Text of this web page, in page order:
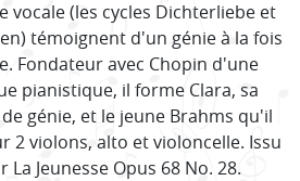
vocale (les cycles Dichterliebe et
témoignent d'un génie à la fois
Fondateur avec Chopin d'une
pianistique, il forme Clara, sa
génie, et le jeune Brahms qu'il
2 violons, alto et violoncelle. Issu
La Jeunesse Opus 68 No. 28.